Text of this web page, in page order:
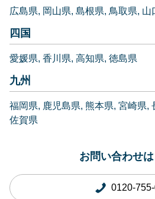
広島県 岡山県 島根県 鳥取県 山
四国
愛媛県 香川県 高知県 徳島県
九州
福岡県 鹿児島県 熊本県 宮崎県
佐賀県
お問い合わせ
0120-